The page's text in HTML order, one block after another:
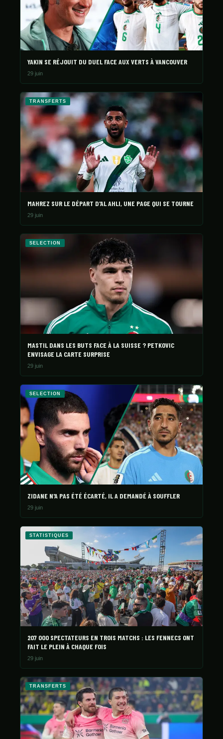
YAKIN SE RÉJOUIT DU DUEL FACE AUX VERTS À VANCOUVER
29 juin
TRANSFERTS
MAHREZ SUR LE DÉPART D'AL AHLI, UNE PAGE QUI SE TOURNE
29 juin
SELECTION
MASTIL DANS LES BUTS FACE À LA SUISSE ? PETKOVIC
ENVISAGE LA CARTE SURPRISE
29 juin
SELECTION
ZIDANE N'A PAS ÉTÉ ÉCARTÉ, IL A DEMANDÉ À SOUFFLER
29 juin
STATISTIQUES
207 000 SPECTATEURS EN TROIS MATCHS : LES FENNECS ONT
FAIT LE PLEIN À CHAQUE FOIS
29 juin
TRANSFERTS